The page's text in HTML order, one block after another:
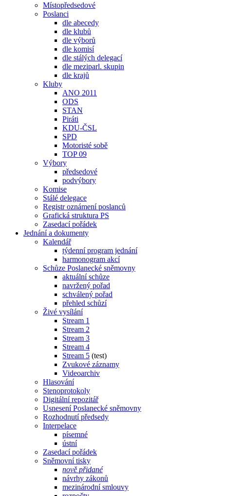
Místopředsedové
Poslanci
dle abecedy
dle klubů
dle výborů
dle komisí
dle stálých delegací
dle meziparl. skupin
dle krajů
Kluby
ANO 2011
ODS
STAN
Piráti
KDU-ČSL
SPD
Motoristé sobě
TOP 09
Výbory
předsedové
podvýbory
Komise
Stálé delegace
Registr oznámení poslanců
Grafická struktura PS
Zasedací pořádek
Jednání a dokumenty
Kalendář
týdenní program jednání
harmonogram akcí
Schůze Poslanecké sněmovny
aktuální schůze
navržený pořad
schválený pořad
přehled schůzí
Živé vysílání
Stream 1
Stream 2
Stream 3
Stream 4
Stream 5 (test)
Zvukové záznamy
Videoarchiv
Hlasování
Stenoprotokoly
Digitální repozitář
Usnesení Poslanecké sněmovny
Rozhodnutí předsedy
Interpelace
písemné
ústní
Zasedací pořádek
Sněmovní tisky
nově přidané
návrhy zákonů
mezinárodní smlouvy